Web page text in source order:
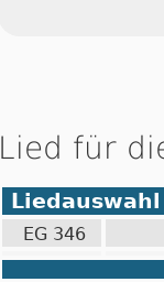
Lied für
Liedauswahl
EG 346